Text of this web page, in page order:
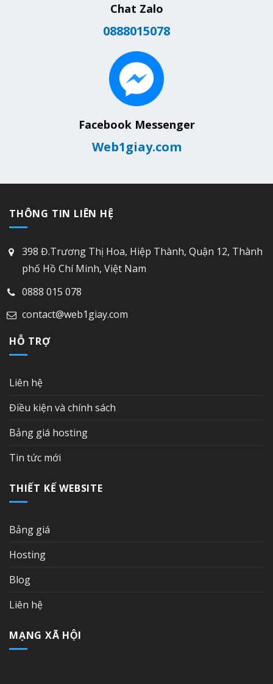
Chat Zalo
0888015078
Facebook Messenger
Web1giay.com
THÔNG TIN LIÊN HỆ
398 Đ.Trương Thị Hoa, Hiệp Thành, Quận 12, Thành
phố Hồ Chí Minh, Việt Nam
0888 015 078
contact@web1giay.com
HỖ TRỢ
Liên hệ
Điều kiện và chính sách
Bảng giá hosting
Tin tức mới
THIẾT KẾ WEBSITE
Bảng giá
Hosting
Blog
Liên hệ
MẠNG XÃ HỘI